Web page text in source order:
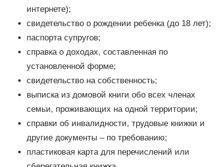
интернете);
свидетельство о рождении ребенка (до 18 лет);
паспорта супругов;
справка о доходах, составленная по
установленной форме;
свидетельство на собственность;
выписка из домовой книги обо всех членах
семьи, проживающих на одной территории;
справки об инвалидности, трудовые книжки и
другие документы – по требованию;
пластиковая карта для перечислений или